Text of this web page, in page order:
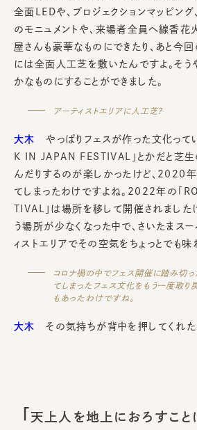
全面LEDや、プロジェクションマッピング
のモニュメントや、来場者全員へ線香花
屋さんも豪華なものにできたり、あと今
には全面人工芝を敷いたんですよ。そう
かなものにすることができました。
アーティストエリアに人工芝？
大木
やっぱりフェスが作った文化って
K IN JAPAN FESTIVAL」とかだと芝
んだりするのが楽しかったけど、2020
てしまったわけですよね。2022年の「
TIVAL」は場所を移して開催されました
う場所が少なくなった中で、さいたまス
ィストエリアでその空気をちょっとでも味
コロナ禍の中でフェス開催に踏み切っ
てしまったフェス文化をもう一度取り
もあったわけですね。
大木 その気持ちが背中を押してくれた
天上人を地上におろすこと